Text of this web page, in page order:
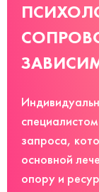
запроса,
основной
опору и